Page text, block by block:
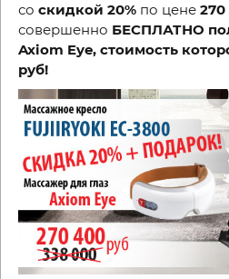
со скидкой 20% по цене
совершенно БЕСПЛАТНО
Axiom Eye, стоимость
руб!